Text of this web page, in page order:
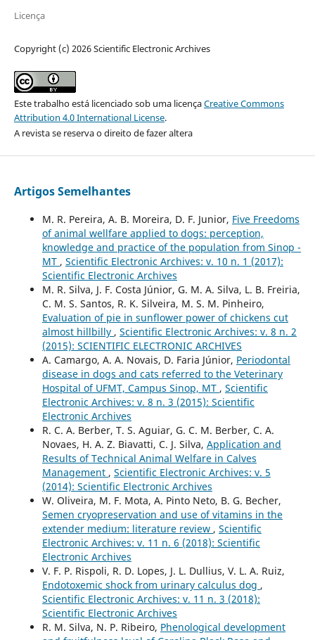
Licença
Copyright (c) 2026 Scientific Electronic Archives
Este trabalho está licenciado sob uma licençaCreative Commons
Attribution 4.0 International License.
A revista se reserva o direito de fazer altera
Artigos Semelhantes
M. R. Pereira, A. B. Moreira, D. F. Junior, Five Freedoms
of animal wellfare applied to dogs: perception,
knowledge and practice of the population from Sinop -
MT , Scientific Electronic Archives: v. 10 n. 1 (2017):
Scientific Electronic Archives
M. R. Silva, J. F. Costa Júnior, G. M. A. Silva, L. B. Freiria,
C. M. S. Santos, R. K. Silveira, M. S. M. Pinheiro,
Evaluation of pie in sunflower power of chickens cut
almost hillbilly , Scientific Electronic Archives: v. 8 n. 2
(2015): SCIENTIFIC ELECTRONIC ARCHIVES
A. Camargo, A. A. Novais, D. Faria Júnior, Periodontal
disease in dogs and cats referred to the Veterinary
Hospital of UFMT, Campus Sinop, MT , Scientific
Electronic Archives: v. 8 n. 3 (2015): Scientific
Electronic Archives
R. C. A. Berber, T. S. Aguiar, G. C. M. Berber, C. A.
Novaes, H. A. Z. Biavatti, C. J. Silva, Application and
Results of Technical Animal Welfare in Calves
Management , Scientific Electronic Archives: v. 5
(2014): Scientific Electronic Archives
W. Oliveira, M. F. Mota, A. Pinto Neto, B. G. Becher,
Semen cryopreservation and use of vitamins in the
extender medium: literature review , Scientific
Electronic Archives: v. 11 n. 6 (2018): Scientific
Electronic Archives
V. F. P. Rispoli, R. D. Lopes, J. L. Dullius, V. L. A. Ruiz,
Endotoxemic shock from urinary calculus dog ,
Scientific Electronic Archives: v. 11 n. 3 (2018):
Scientific Electronic Archives
R. M. Silva, N. P. Ribeiro, Phenological development